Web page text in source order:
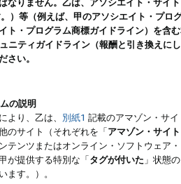
なりません。乙は、アソシエイト・サイ
。）等（例えば、甲のアソシエイト・プ
ト・プログラム商標ガイドライン）を
ニティガイドライン（報酬と引き換えに
さい。
の説明
より、乙は、 別紙1 記載のアマゾン・サ
のサイト（それぞれを「アマゾン・サイト
テンツまたはオンライン・ソフトウェア
が提供する特別な「タグが付いた 」状態
ます。）。